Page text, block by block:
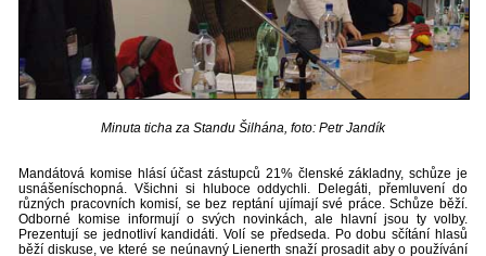
Minuta ticha za Standu Šilhána, foto: Petr Jandík
Mandátová komise hlásí účast zástupců 21% členské základny, schůze je
usnášeníschopná. Všichni si hluboce oddychli. Delegáti, přemluvení do
různých pracovních komisí, se bez reptání ujímají své práce. Schůze běží.
Odborné komise informují o svých novinkách, ale hlavní jsou ty volby.
Prezentují se jednotliví kandidáti. Volí se předseda. Po dobu sčítání hlasů
běží diskuse, ve které se neúnavný Lienerth snaží prosadit aby o používání